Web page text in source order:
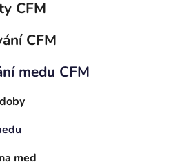
CFM
CFM
medu CFM
med